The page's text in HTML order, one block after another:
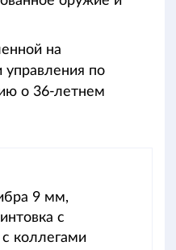
на
управления по
о 36-летнем
9 мм,
с
коллегами